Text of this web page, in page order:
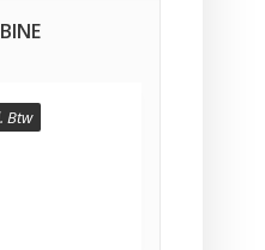
Btw